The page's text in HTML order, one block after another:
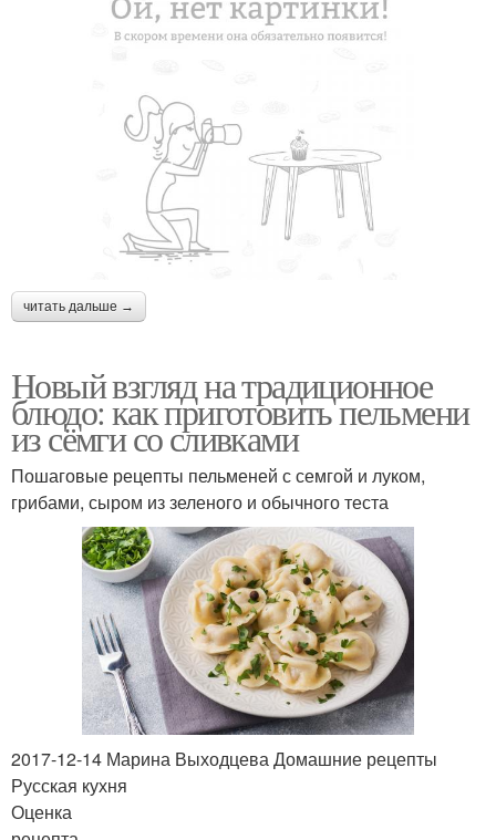
читать дальше →
Новый взгляд на традиционное
блюдо: как приготовить пельмени
из сёмги со сливками
Пошаговые рецепты пельменей с семгой и луком,
грибами, сыром из зеленого и обычного теста
2017-12-14 Марина Выходцева Домашние рецепты
Русская кухня
Оценка